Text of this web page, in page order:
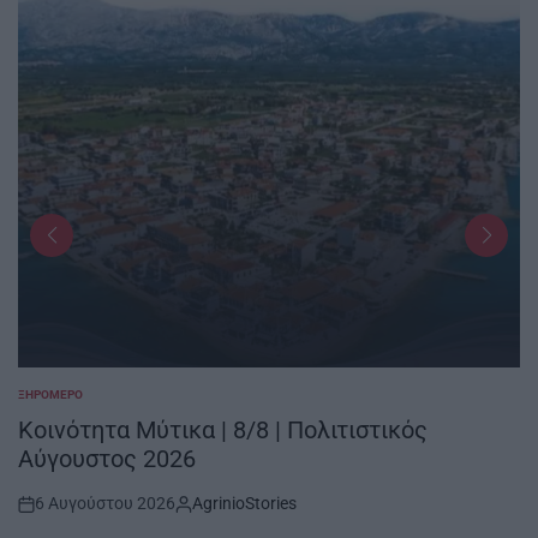
POSTED
IN
ΞΗΡΟΜΕΡΟ
Κοινότητα Μύτικα | 8/8 | Πολιτιστικός
Αύγουστος 2026
Post
6 Αυγούστου 2026
By:
AgrinioStories